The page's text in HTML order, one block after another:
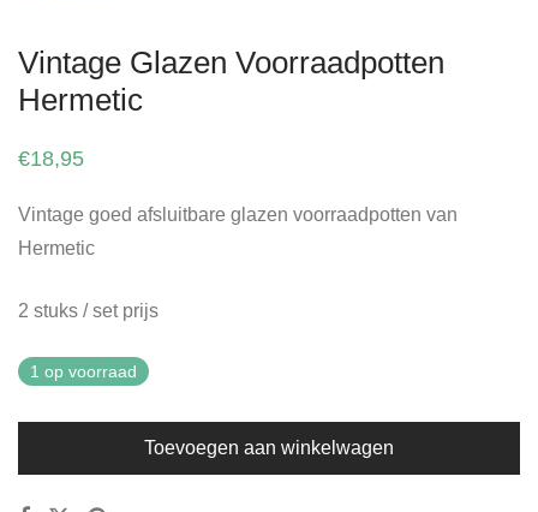
Vintage Glazen Voorraadpotten
Hermetic
€18,95
Vintage goed afsluitbare glazen voorraadpotten van
Hermetic
2 stuks / set prijs
1 op voorraad
Toevoegen aan winkelwagen